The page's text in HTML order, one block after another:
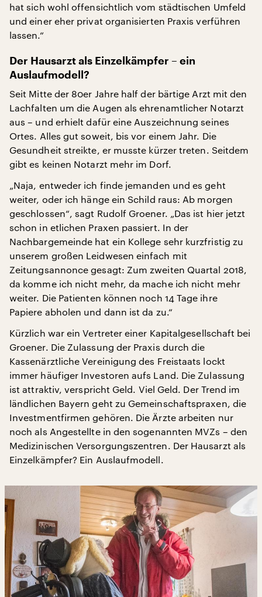
hat sich wohl offensichtlich vom städtischen Umfeld
und einer eher privat organisierten Praxis verführen
lassen.“
Der Hausarzt als Einzelkämpfer – ein
Auslaufmodell?
Seit Mitte der 80er Jahre half der bärtige Arzt mit den
Lachfalten um die Augen als ehrenamtlicher Notarzt
aus – und erhielt dafür eine Auszeichnung seines
Ortes. Alles gut soweit, bis vor einem Jahr. Die
Gesundheit streikte, er musste kürzer treten. Seitdem
gibt es keinen Notarzt mehr im Dorf.
„Naja, entweder ich finde jemanden und es geht
weiter, oder ich hänge ein Schild raus: Ab morgen
geschlossen“, sagt Rudolf Groener. „Das ist hier jetzt
schon in etlichen Praxen passiert. In der
Nachbargemeinde hat ein Kollege sehr kurzfristig zu
unserem großen Leidwesen einfach mit
Zeitungsannonce gesagt: Zum zweiten Quartal 2018,
da komme ich nicht mehr, da mache ich nicht mehr
weiter. Die Patienten können noch 14 Tage ihre
Papiere abholen und dann ist da zu.“
Kürzlich war ein Vertreter einer Kapitalgesellschaft bei
Groener. Die Zulassung der Praxis durch die
Kassenärztliche Vereinigung des Freistaats lockt
immer häufiger Investoren aufs Land. Die Zulassung
ist attraktiv, verspricht Geld. Viel Geld. Der Trend im
ländlichen Bayern geht zu Gemeinschaftspraxen, die
Investmentfirmen gehören. Die Ärzte arbeiten nur
noch als Angestellte in den sogenannten MVZs – den
Medizinischen Versorgungszentren. Der Hausarzt als
Einzelkämpfer? Ein Auslaufmodell.